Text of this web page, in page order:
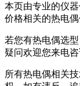
本页由专业的仪
价格相关的热电偶
若您有热电偶选
疑问欢迎您来电咨
所有热电偶相关